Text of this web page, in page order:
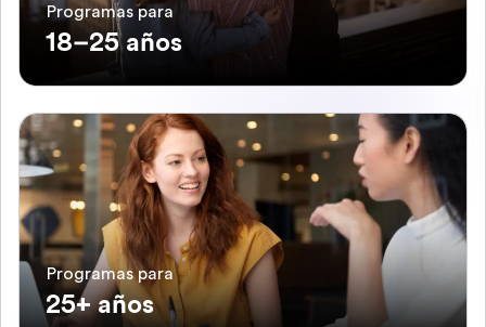
Programas para
18–25 años
Programas para
25+ años